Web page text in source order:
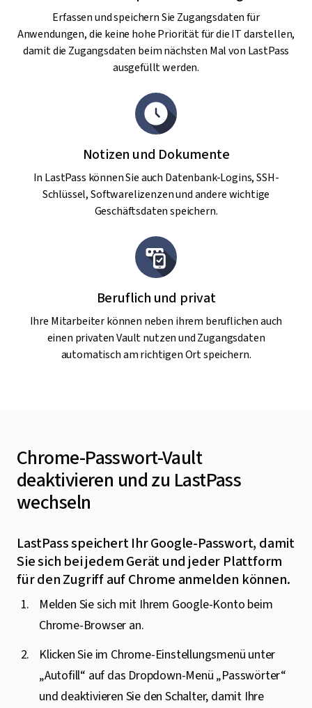
Erfassen und speichern Sie Zugangsdaten für
Anwendungen, die keine hohe Priorität für die IT darstellen,
damit die Zugangsdaten beim nächsten Mal von LastPass
ausgefüllt werden.
Notizen und Dokumente
In LastPass können Sie auch Datenbank-Logins, SSH-
Schlüssel, Softwarelizenzen und andere wichtige
Geschäftsdaten speichern.
Beruflich und privat
Ihre Mitarbeiter können neben ihrem beruflichen auch
einen privaten Vault nutzen und Zugangsdaten
automatisch am richtigen Ort speichern.
Chrome-Passwort-Vault
deaktivieren und zu LastPass
wechseln
LastPass speichert Ihr Google-Passwort, damit
Sie sich bei jedem Gerät und jeder Plattform
für den Zugriff auf Chrome anmelden können.
Melden Sie sich mit Ihrem Google-Konto beim
Chrome-Browser an.
Klicken Sie im Chrome-Einstellungsmenü unter
„Autofill“ auf das Dropdown-Menü „Passwörter“
und deaktivieren Sie den Schalter, damit Ihre